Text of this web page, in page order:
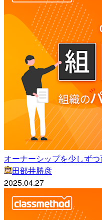
オーナーシップを少しずつ
田部井勝彦
2025.04.27